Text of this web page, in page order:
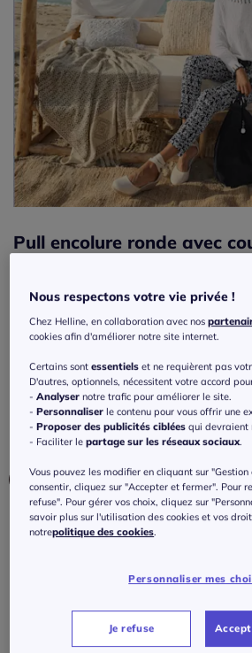
Pull encolure ronde avec
Réf : 141.719.109 4.1/5-
Choisir une couleur :
Taille :
En stock
Nous respectons votre vie privée !
Chez Helline, en collaboration avec nos
cookies afin d'améliorer notre site internet.
Certains sontessentiels et ne requièrent pas
D'autres, optionnels, nécessitent votre accord
-Analyser notre trafic pour améliorer le site.
-Personnaliser le contenu pour vous offrir une
-Proposer des publicités ciblées qui devraient
- Faciliter lepartage sur les réseaux sociaux.
Vous pouvez les modifier en cliquant sur "Gestion
consentir, cliquez sur "Accepter et fermer". Pour
refuse". Pour gérer vos choix, cliquez sur
savoir plus sur l'utilisation des cookies et vos
notrepolitique des cookies.
Personnaliser mes
Je refuse